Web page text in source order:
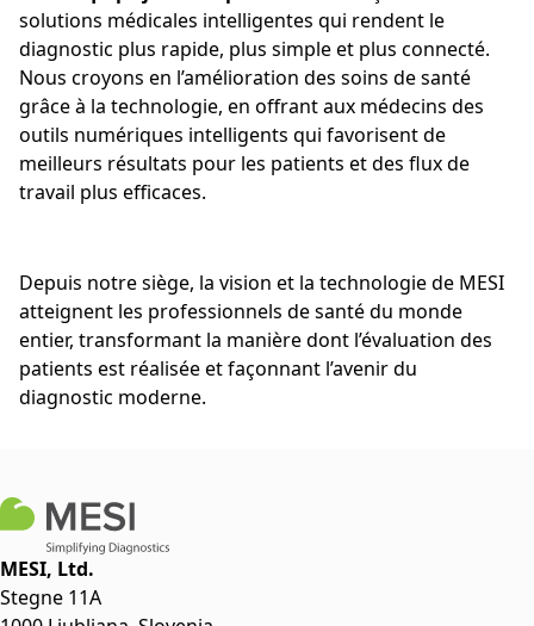
solutions médicales intelligentes qui rendent le
diagnostic plus rapide, plus simple et plus connecté.
Nous croyons en l’amélioration des soins de santé
grâce à la technologie, en offrant aux médecins des
outils numériques intelligents qui favorisent de
meilleurs résultats pour les patients et des flux de
travail plus efficaces.
Depuis notre siège, la vision et la technologie de MESI
atteignent les professionnels de santé du monde
entier, transformant la manière dont l’évaluation des
patients est réalisée et façonnant l’avenir du
diagnostic moderne.
MESI, Ltd.
Stegne 11A